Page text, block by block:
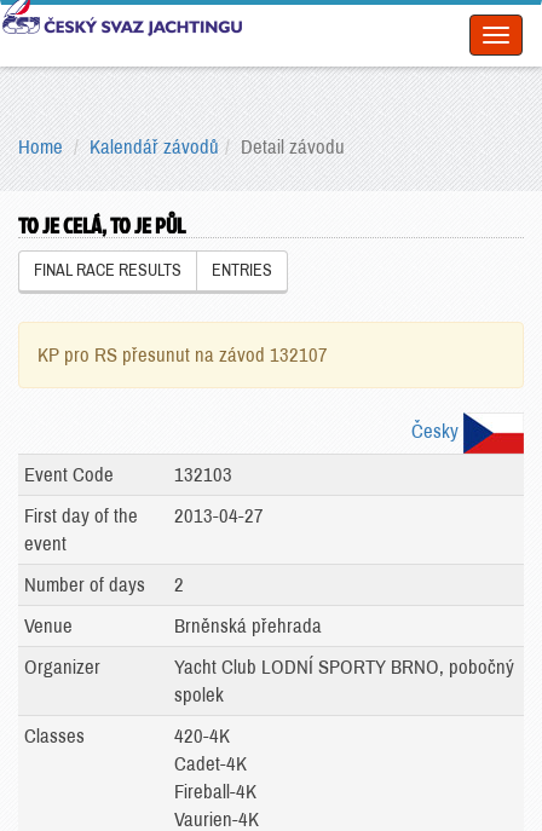
Home Kalendář závodů Detail závodu
TO JE CELÁ, TO JE PŮL
FINAL RACE RESULTS ENTRIES
KP pro RS přesunut na závod 132107
Česky
Event Code
132103
First day of the
event
2013-04-27
Number of days
2
Venue
Brněnská přehrada
Organizer
Yacht Club LODNÍ SPORTY BRNO, pobočný
spolek
Classes
420-4K
Cadet-4K
Fireball-4K
Vaurien-4K